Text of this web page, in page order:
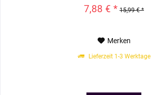
7,88 € * 15,99 € *
Merken
Lieferzeit 1-3 Werktage